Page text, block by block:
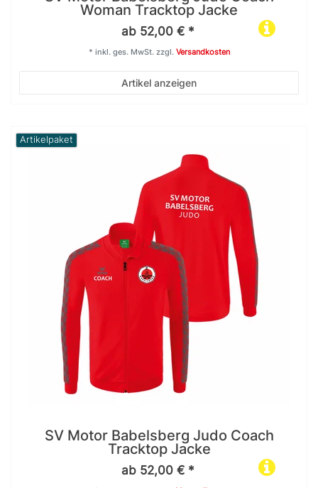
Woman Tracktop Jacke
ab 52,00 € *
Artikel anzeigen
* inkl. ges. MwSt.zzgl. Versandkosten
Artikelpaket
SV Motor Babelsberg Judo Coach
Tracktop Jacke
ab 52,00 € *